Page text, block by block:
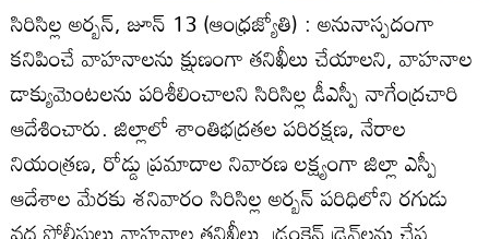
సిరిసిల్ల అర్బన్‌, జూన్‌ 13 (ఆంధ్రజ్యోతి) : అనునాస్పదంగా
కనిపించే వాహనాలను క్షుణంగా తనిఖీలు చేయాలని, వాహనాల
డాక్యుమెంటలను పరిశీలించాలని సిరిసిల్ల డీఎస్పీ నాగేంద్రచారి
ఆదేశించారు. జిల్లాలో శాంతిభద్రతల పరిరక్షణ, నేరాల
నియంత్రణ, రోడ్డు ప్రమాదాల నివారణ లక్ష్యంగా జిల్లా ఎస్పీ
ఆదేశాల మేరకు శనివారం సిరిసిల్ల అర్బన్‌ పరిధిలోని రగుడు